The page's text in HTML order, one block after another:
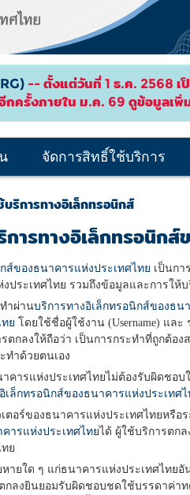
-- ตั้งแต่วันที่ 1 ธ.ค. 2568 เ
อีกครั้งภายใน ม.ค. 69 ดูข้อมูลเพิ่
จัดการสิทธิ์ใช้บริการ
บริการทางอิเล็กทรอนิกส์
การทางอิเล็กทรอนิกส์
ส์ของธนาคารแห่งประเทศไทย เป็นกา
ประเทศไทย รวมถึงข้อมูลและการใ
ำผ่านบริการทางอิเล็กทรอนิกส์ของธน
ย โดยใช้ชื่อผู้ใช้งาน (Username) แล
ตกลงให้ถือว่า เป็นการกระทำที่ถูกต้อ
ทำด้วยตนเอง
คารแห่งประเทศไทยไม่ต้องรับผิดชอ
เล็กทรอนิกส์ของธนาคารแห่งประเทศไ
อร์ของธนาคารแห่งประเทศไทยหรือ
ารแห่งประเทศไทยได้ ผู้ใช้บริการตกล
ย
ายใด ๆ แก่ธนาคารแห่งประเทศไทยอั
กลงยินยอมรับผิดชอบชดใช้บรรดาค่า